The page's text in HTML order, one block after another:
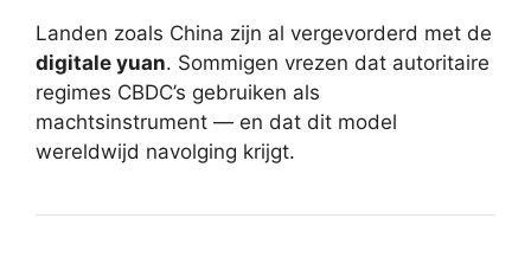
Landen zoals China zijn al vergevorderd met de
digitale yuan. Sommigen vrezen dat autoritaire
regimes CBDC’s gebruiken als
machtsinstrument — en dat dit model
wereldwijd navolging krijgt.